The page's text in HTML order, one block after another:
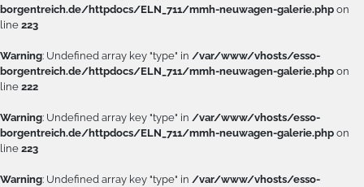
borgentreich.de/httpdocs/ELN_711/mmh-neuwagen-galerie.php on
line 223
Warning: Undefined array key "type" in /var/www/vhosts/esso-
borgentreich.de/httpdocs/ELN_711/mmh-neuwagen-galerie.php on
line 222
Warning: Undefined array key "type" in /var/www/vhosts/esso-
borgentreich.de/httpdocs/ELN_711/mmh-neuwagen-galerie.php on
line 223
Warning: Undefined array key "type" in /var/www/vhosts/esso-